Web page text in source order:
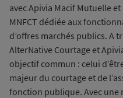
avec Apivia Macif Mutuelle
MNFCT dédiée aux
d’offres marchés publics. A
AlterNative Courtage et
objectif commun : celui
majeur du courtage et de
fonction publique. Avec une